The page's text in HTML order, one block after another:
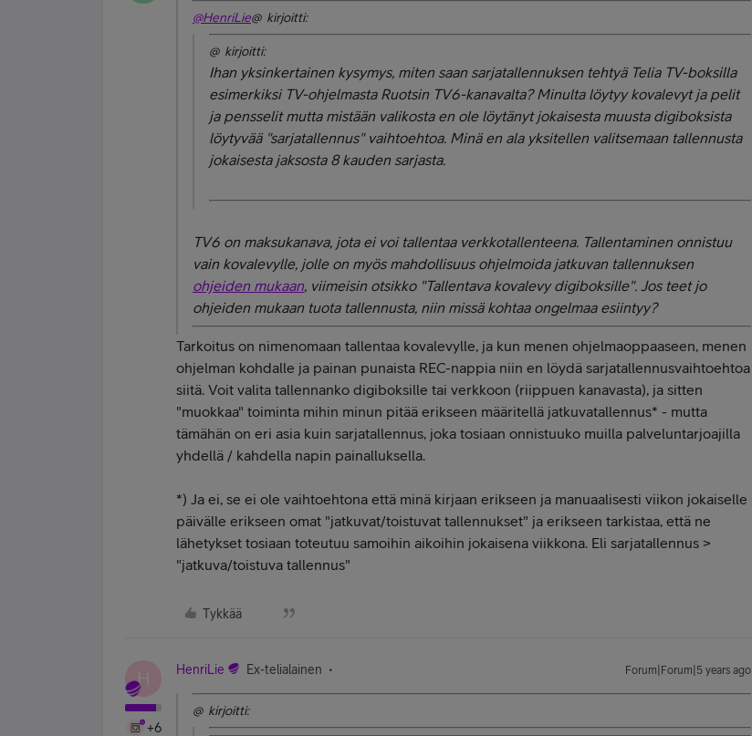
@HenriLie@ kirjoitti:
@ kirjoitti:
Ihan yksinkertainen kysymys, miten saan sarjatallennuksen tehtyä Telia TV-boksilla
esimerkiksi TV-ohjelmasta Ruotsin TV6-kanavalta? Minulta löytyy kovalevyt ja pelit
ja pensselit mutta mistään valikosta en ole löytänyt jokaisesta muusta digiboksista
löytyvää "sarjatallennus" vaihtoehtoa. Minä en ala yksitellen valitsemaan tallennusta
jokaisesta jaksosta 8 kauden sarjasta.
TV6 on maksukanava, jota ei voi tallentaa verkkotallenteena. Tallentaminen onnistuu
vain kovalevylle, jolle on myös mahdollisuus ohjelmoida jatkuvan tallennuksen
ohjeiden mukaan, viimeisin otsikko "Tallentava kovalevy digiboksille". Jos teet jo
ohjeiden mukaan tuota tallennusta, niin missä kohtaa ongelmaa esiintyy?
Tarkoitus on nimenomaan tallentaa kovalevylle, ja kun menen ohjelmaoppaaseen, menen
ohjelman kohdalle ja painan punaista REC-nappia niin en löydä sarjatallennusvaihtoehtoa
siitä. Voit valita tallennanko digiboksille tai verkkoon (riippuen kanavasta), ja sitten
"muokkaa" toiminta mihin minun pitää erikseen määritellä jatkuvatallennus* - mutta
tämähän on eri asia kuin sarjatallennus, joka tosiaan onnistuuko muilla palveluntarjoajilla
yhdellä / kahdella napin painalluksella.
*) Ja ei, se ei ole vaihtoehtona että minä kirjaan erikseen ja manuaalisesti viikon jokaiselle
päivälle erikseen omat "jatkuvat/toistuvat tallennukset" ja erikseen tarkistaa, että ne
lähetykset tosiaan toteutuu samoihin aikoihin jokaisena viikkona. Eli sarjatallennus >
"jatkuva/toistuva tallennus"
Tykkää
H
+6
HenriLie Ex-telialainen Forum|Forum|5 years ago
@ kirjoitti: